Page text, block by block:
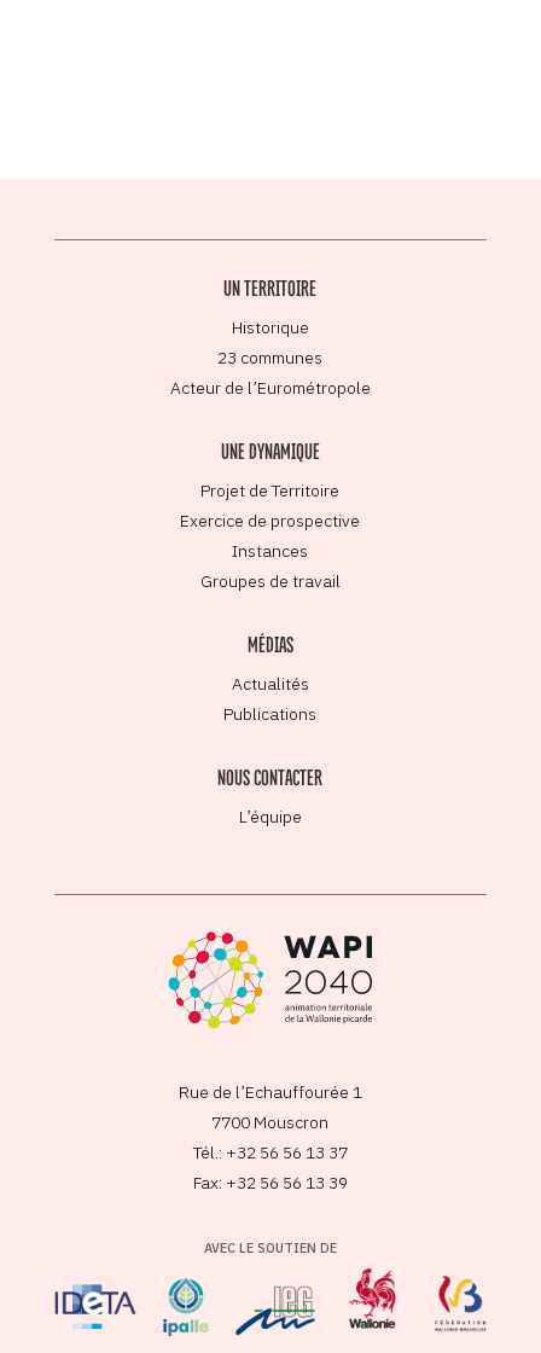
UN TERRITOIRE
Historique
23 communes
Acteur de l’Eurométropole
UNE DYNAMIQUE
Projet de Territoire
Exercice de prospective
Instances
Groupes de travail
MÉDIAS
Actualités
Publications
NOUS CONTACTER
L’équipe
Rue de l’Echauffourée 1
7700 Mouscron
Tél.: +32 56 56 13 37
Fax: +32 56 56 13 39
AVEC LE SOUTIEN DE